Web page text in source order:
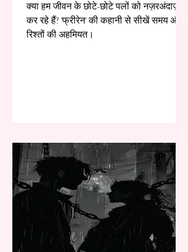
क्या हम जीवन के छोटे-छोटे पलों को नज़रअंदाज़
कर रहे हैं? 'फ्रीरेन' की कहानी से सीखें समय और
रिश्तों की अहमियत।